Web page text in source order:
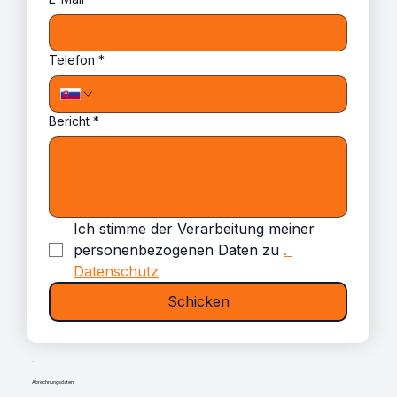
Telefon *
Bericht *
Ich stimme der Verarbeitung meiner
personenbezogenen Daten zu .
Datenschutz
Schicken
Abrechnungsdaten